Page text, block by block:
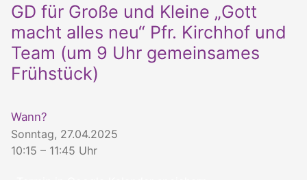
GD für Große und Kleine „Gott
macht alles neu“ Pfr. Kirchhof und
Team (um 9 Uhr gemeinsames
Frühstück)
Wann?
Sonntag, 27.04.2025
10:15 – 11:45 Uhr